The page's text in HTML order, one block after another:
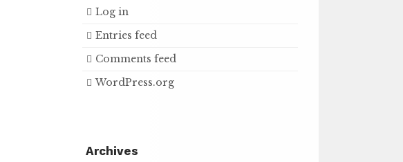
Log in
Entries feed
Comments feed
WordPress.org
Archives